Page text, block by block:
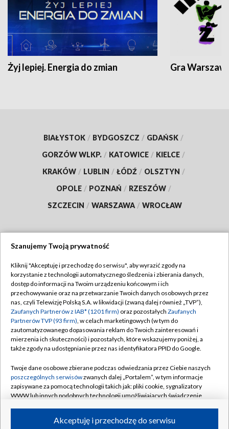
Żyj lepiej. Energia do zmian Gra
BIAŁYSTOK / BYDGOSZCZ / GDAŃSK /
GORZÓW WLKP. / KATOWICE / KIELCE /
KRAKÓW / LUBLIN / ŁÓDŹ / OLSZTYN /
OPOLE / POZNAŃ / RZESZÓW /
SZCZECIN / WARSZAWA / WROCŁAW
TVP
Abonament TVP
Emisja w TVP
Centrum informacji TVP
Naziemna Telewizja Cyfrowa
Rada Programowa
System NOS
Informacje o nadawcy
Program dla prasy
Regulamin TVP
Polityka prywatności
Moje zgody
Pomoc
Kontakt
Kanały
Szanujemy Twoją prywatność
Kliknij "Akceptuję i przechodzę do serwisu", aby wyrazić zgody na
korzystanie z technologii automatycznego śledzenia i zbierania danych,
dostęp do informacji na Twoim urządzeniu końcowym i ich
przechowywanie oraz na przetwarzanie Twoich danych osobowych przez
nas, czyli Telewizję Polską S.A. w likwidacji (zwaną dalej również „TVP”),
Zaufanych Partnerów z IAB* (1201 firm) oraz pozostałych Zaufanych
Partnerów TVP (93 firm), w celach marketingowych (w tym do
zautomatyzowanego dopasowania reklam do Twoich zainteresowań i
mierzenia ich skuteczności) i pozostałych, które wskazujemy poniżej, a
także zgody na udostępnianie przez nas identyfikatora PPID do Google.
Twoje dane osobowe zbierane podczas odwiedzania przez Ciebie naszych
poszczególnych serwisówzwanych dalej „Portalem”, w tym informacje
zapisywane za pomocą technologii takich jak: pliki cookie, sygnalizatory
WWW lub innych podobnych technologii umożliwiających świadczenie
ruchu w Internecie.Akceptuję i przechodzę do serwisu